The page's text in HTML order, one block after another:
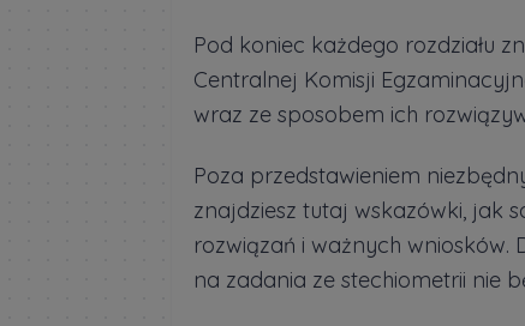
Pod koniec każdego rozdziału
Centralnej Komisji
wraz ze sposobem ich
Poza przedstawieniem
znajdziesz tutaj wskazówki, jak
rozwiązań i ważnych wniosków.
na zadania ze stechiometrii nie